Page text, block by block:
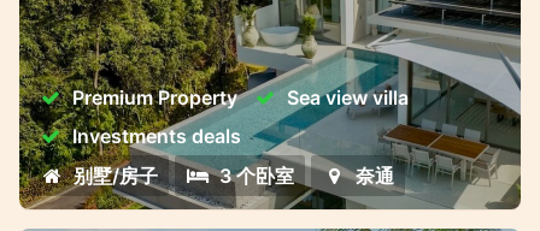
奢华私人泳池别墅 — 距离奈通海滩仅600米，
兼具私密性与投资潜力
Premium Property
Sea view villa
Investments deals
别墅/房子
3 个卧室 奈通